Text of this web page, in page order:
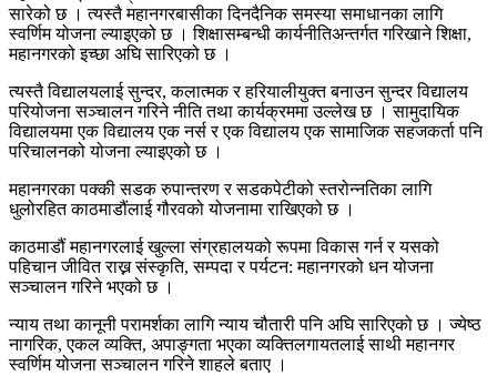
सारेको छ । त्यस्तै महानगरबासीका दिनदैनिक समस्या समाधानका लागि
स्वर्णिम योजना ल्याइएको छ । शिक्षासम्बन्धी कार्यनीतिअन्तर्गत गरिखाने शिक्षा,
महानगरको इच्छा अघि सारिएको छ ।
त्यस्तै विद्यालयलाई सुन्दर, कलात्मक र हरियालीयुक्त बनाउन सुन्दर विद्यालय
परियोजना सञ्चालन गरिने नीति तथा कार्यक्रममा उल्लेख छ । सामुदायिक
विद्यालयमा एक विद्यालय एक नर्स र एक विद्यालय एक सामाजिक सहजकर्ता पनि
परिचालनको योजना ल्याइएको छ ।
महानगरका पक्की सडक रुपान्तरण र सडकपेटीको स्तरोन्नतिका लागि
धुलोरहित काठमाडौंलाई गौरवको योजनामा राखिएको छ ।
काठमाडौं महानगरलाई खुल्ला संग्रहालयको रूपमा विकास गर्न र यसको
पहिचान जीवित राख्न संस्कृति, सम्पदा र पर्यटन: महानगरको धन योजना
सञ्चालन गरिने भएको छ ।
न्याय तथा कानूनी परामर्शका लागि न्याय चौतारी पनि अघि सारिएको छ । ज्येष्ठ
नागरिक, एकल व्यक्ति, अपाङ्गता भएका व्यक्तिलगायतलाई साथी महानगर
स्वर्णिम योजना सञ्चालन गरिने शाहले बताए ।